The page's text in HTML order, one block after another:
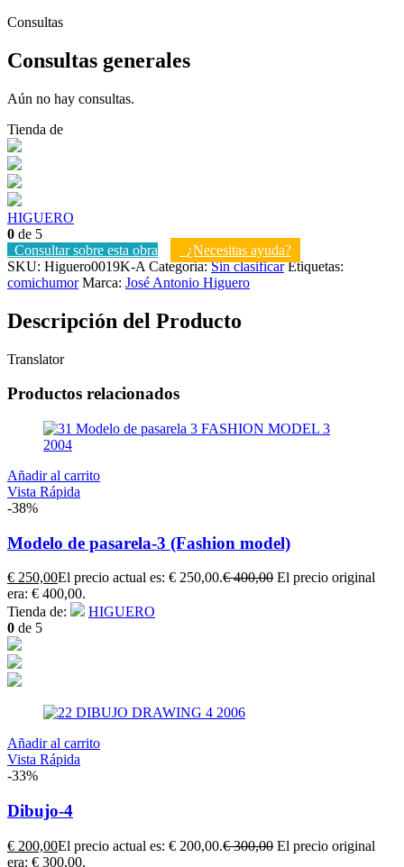
Consultas
Consultas generales
Aún no hay consultas.
Tienda de
HIGUERO
0 de 5
Consultar sobre esta obra
¿Necesitas ayuda?
SKU: Higuero0019K-A Categoría:Sin clasificar Etiquetas:
comichumor Marca: José Antonio Higuero
Descripción del Producto
Translator
Productos relacionados
Añadir al carrito
Vista Rápida
-38%
Modelo de pasarela-3 (Fashion model)
€ 250,00El precio actual es: € 250,00.€400,00 El precio original
era: € 400,00.
Tienda de:
HIGUERO
0 de 5
Añadir al carrito
Vista Rápida
-33%
Dibujo-4
€ 200,00El precio actual es: € 200,00.€300,00 El precio original
era: € 300,00.